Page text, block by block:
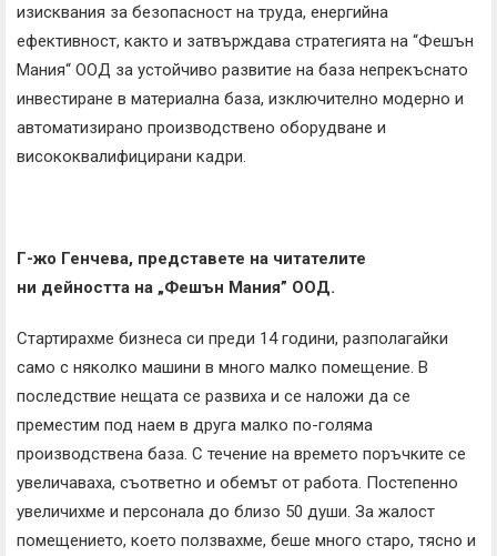
изисквания за безопасност на труда, енергийна
ефективност, както и затвърждава стратегията на “Фешън
Мания“ ООД за устойчиво развитие на база непрекъснато
инвестиране в материална база, изключително модерно и
автоматизирано производствено оборудване и
висококвалифицирани кадри.
Г-жо Генчева, представете на читателите
ни дейността на „Фешън Мания” ООД.
Стартирахме бизнеса си преди 14 години, разполагайки
само с няколко машини в много малко помещение. В
последствие нещата се развиха и се наложи да се
преместим под наем в друга малко по-голяма
производствена база. С течение на времето поръчките се
увеличаваха, съответно и обемът от работа. Постепенно
увеличихме и персонала до близо 50 души. За жалост
помещението, което ползвахме, беше много старо, тясно и